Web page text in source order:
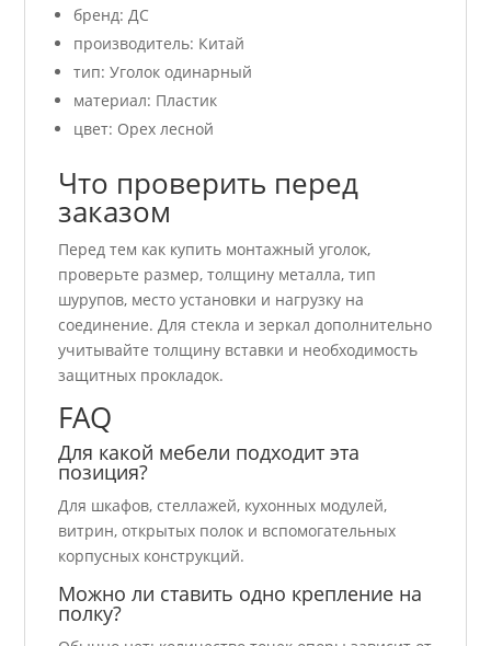
бренд: ДС
производитель: Китай
тип: Уголок одинарный
материал: Пластик
цвет: Орех лесной
Что проверить перед
заказом
Перед тем как купить монтажный уголок,
проверьте размер, толщину металла, тип
шурупов, место установки и нагрузку на
соединение. Для стекла и зеркал дополнительно
учитывайте толщину вставки и необходимость
защитных прокладок.
FAQ
Для какой мебели подходит эта
позиция?
Для шкафов, стеллажей, кухонных модулей,
витрин, открытых полок и вспомогательных
корпусных конструкций.
Можно ли ставить одно крепление на
полку?